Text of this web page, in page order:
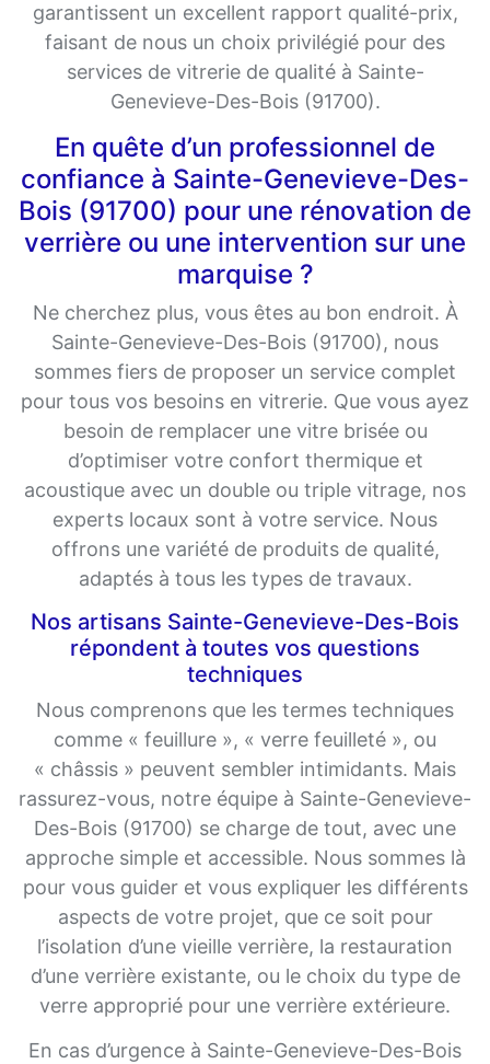
garantissent un excellent rapport qualité-prix,
faisant de nous un choix privilégié pour des
services de vitrerie de qualité à Sainte-
Genevieve-Des-Bois (91700).
En quête d’un professionnel de
confiance à Sainte-Genevieve-Des-
Bois (91700) pour une rénovation de
verrière ou une intervention sur une
marquise ?
Ne cherchez plus, vous êtes au bon endroit. À
Sainte-Genevieve-Des-Bois (91700), nous
sommes fiers de proposer un service complet
pour tous vos besoins en vitrerie. Que vous ayez
besoin de remplacer une vitre brisée ou
d’optimiser votre confort thermique et
acoustique avec un double ou triple vitrage, nos
experts locaux sont à votre service. Nous
offrons une variété de produits de qualité,
adaptés à tous les types de travaux.
Nos artisans Sainte-Genevieve-Des-Bois
répondent à toutes vos questions
techniques
Nous comprenons que les termes techniques
comme « feuillure », « verre feuilleté », ou
« châssis » peuvent sembler intimidants. Mais
rassurez-vous, notre équipe à Sainte-Genevieve-
Des-Bois (91700) se charge de tout, avec une
approche simple et accessible. Nous sommes là
pour vous guider et vous expliquer les différents
aspects de votre projet, que ce soit pour
l’isolation d’une vieille verrière, la restauration
d’une verrière existante, ou le choix du type de
verre approprié pour une verrière extérieure.
En cas d’urgence à Sainte-Genevieve-Des-Bois